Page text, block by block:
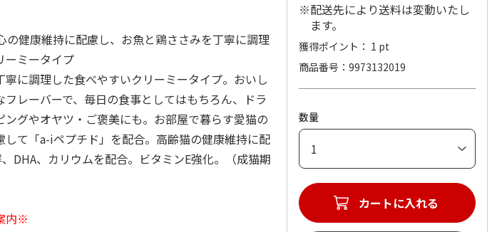
の健康維持に配慮し、お魚と鶏ささみを丁寧に調理
ーミータイプ
寧に調理した食べやすいクリーミータイプ。おいし
フレーバーで、毎日の食事としてはもちろん、ドラ
ングやオヤツ・ご褒美にも。お部屋で暮らす愛猫の
して「a-iペプチド」を配合。高齢猫の健康維持に配
DHA、カリウムを配合。ビタミンE強化。（成猫期
内※
※配送先により送料は変動いたし
ます。
獲得ポイント： 1 pt
商品番号
9973132019
数量
カートに入れる